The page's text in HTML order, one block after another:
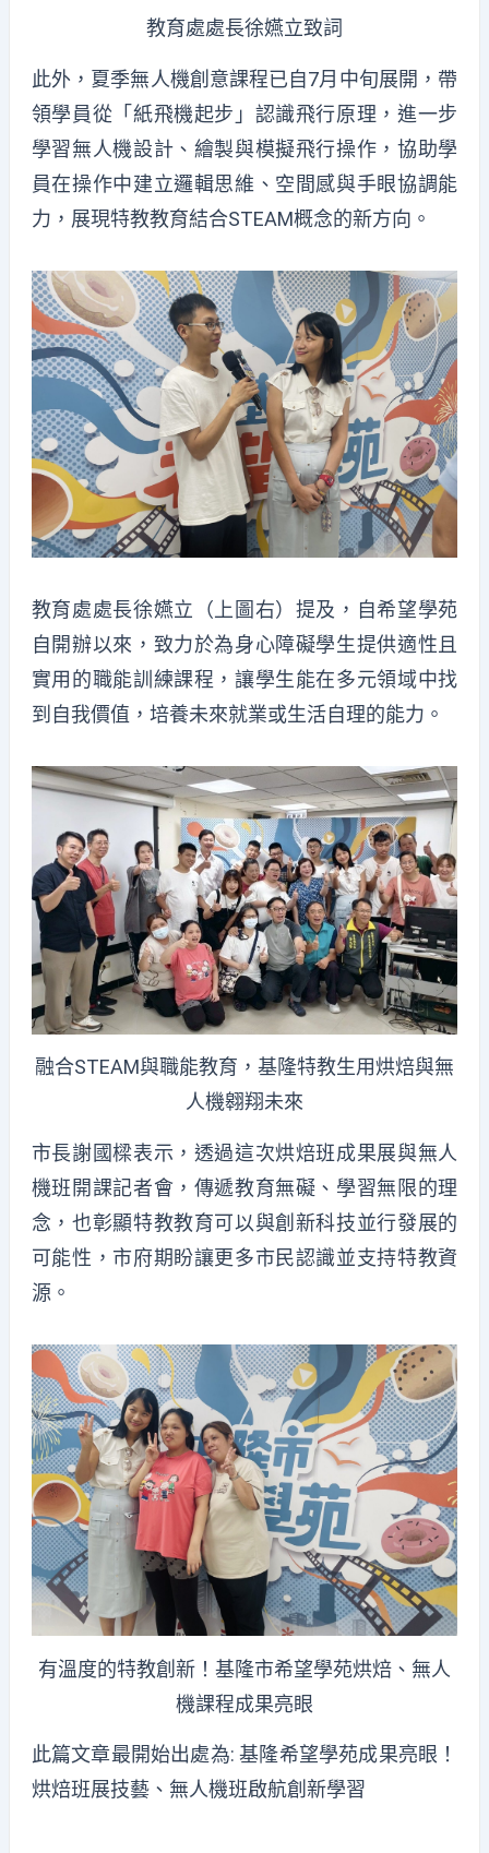
教育處處長徐嬿立致詞
此外，夏季無人機創意課程已自7月中旬展開，帶
領學員從「紙飛機起步」認識飛行原理，進一步
學習無人機設計、繪製與模擬飛行操作，協助學
員在操作中建立邏輯思維、空間感與手眼協調能
力，展現特教教育結合STEAM概念的新方向。
教育處處長徐嬿立（上圖右）提及，自希望學苑
自開辦以來，致力於為身心障礙學生提供適性且
實用的職能訓練課程，讓學生能在多元領域中找
到自我價值，培養未來就業或生活自理的能力。
融合STEAM與職能教育，基隆特教生用烘焙與無
人機翱翔未來
市長謝國樑表示，透過這次烘焙班成果展與無人
機班開課記者會，傳遞教育無礙、學習無限的理
念，也彰顯特教教育可以與創新科技並行發展的
可能性，市府期盼讓更多市民認識並支持特教資
源。
有溫度的特教創新！基隆市希望學苑烘焙、無人
機課程成果亮眼
此篇文章最開始出處為:基隆希望學苑成果亮眼！
烘焙班展技藝、無人機班啟航創新學習